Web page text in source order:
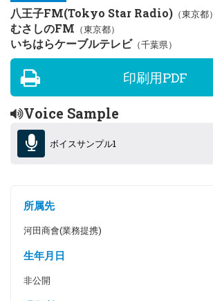
八王子FM(Tokyo Star Radio) （東京都）
むさしのFM （東京都）
いちはらケーブルテレビ（千葉県）
印刷用PDF
Voice Sample
ボイスサンプル1
所属先
河田商會(業務提携)
生年月日
非公開